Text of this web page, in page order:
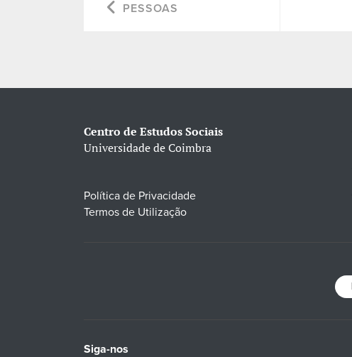
PESSOAS
Centro de Estudos Sociais
Universidade de Coimbra
Política de Privacidade
Termos de Utilização
Siga-nos